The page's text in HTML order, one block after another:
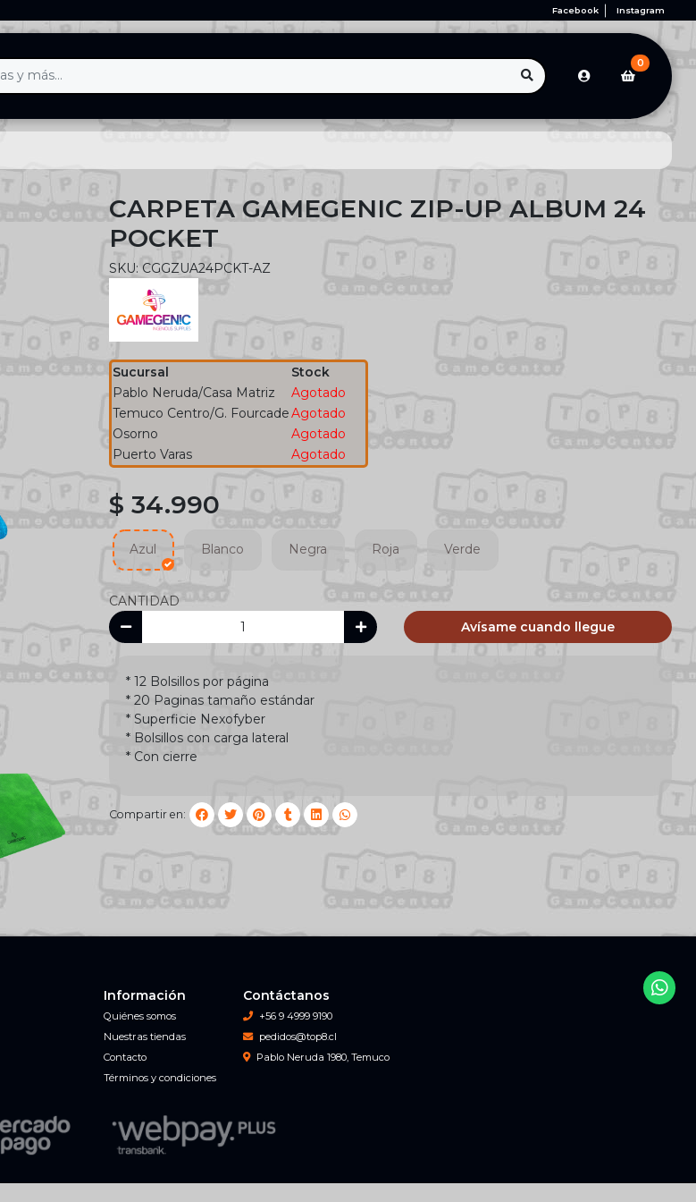
Facebook Instagram
0
CARPETA GAMEGENIC ZIP-UP ALBUM 24
POCKET
SKU: CGGZUA24PCKT-AZ
Sucursal
Stock
Pablo Neruda/Casa Matriz
Agotado
Temuco Centro/G. FourcadeAgotado
Osorno
Agotado
Puerto Varas
Agotado
$ 34.990
Azul Blanco Negra Roja Verde
CANTIDAD
Avísame cuando llegue
* 12 Bolsillos por página
* 20 Paginas tamaño estándar
* Superficie Nexofyber
* Bolsillos con carga lateral
* Con cierre
Compartir en:
Información
Quiénes somos
Nuestras tiendas
Contacto
Términos y condiciones
Contáctanos
+56 9 4999 9190
pedidos@top8.cl
Pablo Neruda 1980, Temuco